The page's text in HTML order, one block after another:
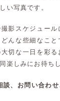
い写真です。
影スケジュー
んな些細なこと
切な一日を彩る
楽しみにお待ち
、お問い合わ